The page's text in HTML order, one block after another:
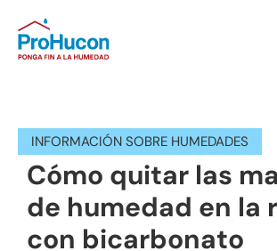
INFORMACIÓN SOBRE HUMEDADES
Cómo quitar las
de humedad en la
con bicarbonato